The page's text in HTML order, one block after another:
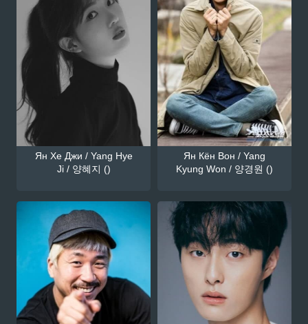
Ян Хе Джи / Yang Hye
Ji / 양혜지 ()
Ян Кён Вон / Yang
Kyung Won / 양경원 ()